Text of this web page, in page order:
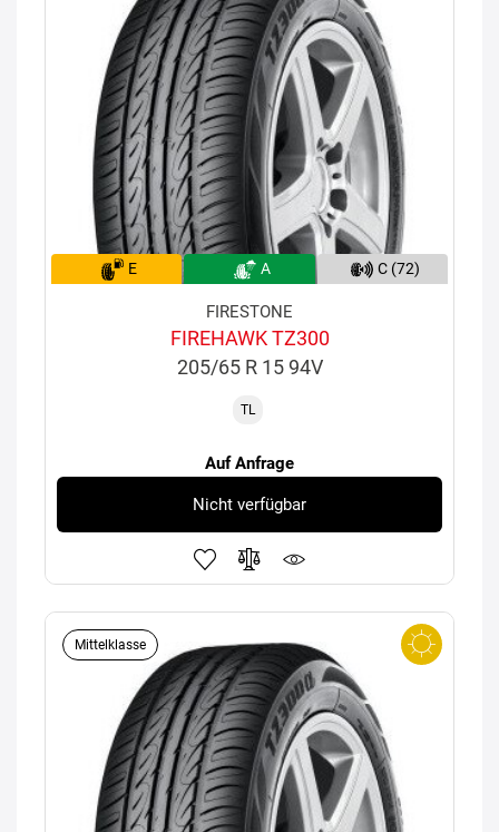
E A C (72)
FIRESTONE
FIREHAWK TZ300
205/65 R 15 94V
TL
Auf Anfrage
Nicht verfügbar
Mittelklasse